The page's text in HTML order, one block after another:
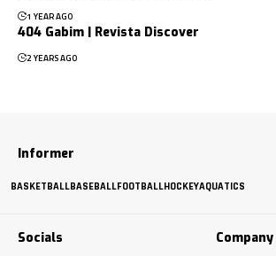
1 YEAR AGO
404 Gabim | Revista Discover
2 YEARS AGO
Informer
BASKETBALLBASEBALLFOOTBALLHOCKEYAQUATICS
Socials Company